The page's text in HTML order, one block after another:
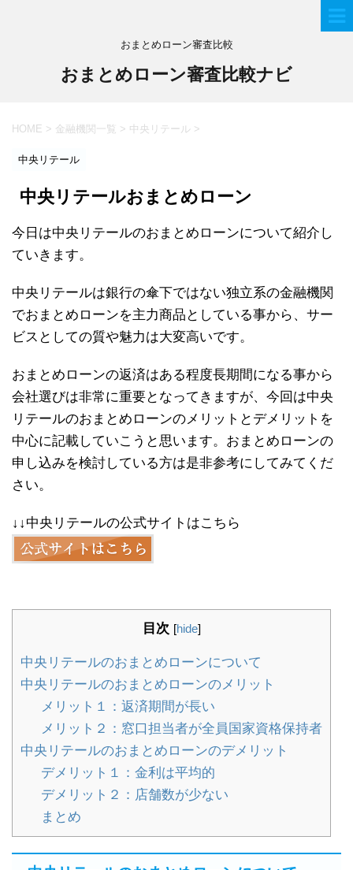
おまとめローン審査比較
おまとめローン審査比較ナビ
HOME > 金融機関一覧 > 中央リテール >
中央リテール
中央リテールおまとめローン
今日は中央リテールのおまとめローンについて紹介し
ていきます。
中央リテールは銀行の傘下ではない独立系の金融機関
でおまとめローンを主力商品としている事から、サー
ビスとしての質や魅力は大変高いです。
おまとめローンの返済はある程度長期間になる事から
会社選びは非常に重要となってきますが、今回は中央
リテールのおまとめローンのメリットとデメリットを
中心に記載していこうと思います。おまとめローンの
申し込みを検討している方は是非参考にしてみてくだ
さい。
↓↓中央リテールの公式サイトはこちら
目次 [hide]
中央リテールのおまとめローンについて
中央リテールのおまとめローンのメリット
メリット１：返済期間が長い
メリット２：窓口担当者が全員国家資格保持者
中央リテールのおまとめローンのデメリット
デメリット１：金利は平均的
デメリット２：店舗数が少ない
まとめ